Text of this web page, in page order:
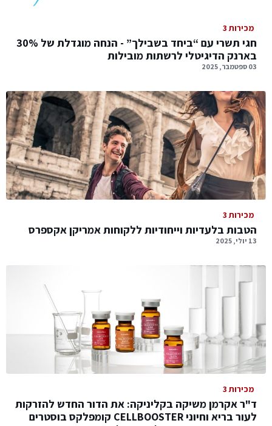
מכירות 3
חגי תשרי עם “ביחד בשבילך” - הנחה מוגדלת של 30%
בארנק הדיגיטלי לרשתות מובילות
03 ספטמבר, 2025
מכירות 3
הטבות בלעדיות וייחודיות ללקוחות אמריקן אקספרס
13 יולי, 2025
מכירות 3
ד"ר אקרמן משיקה בקליניקה: את הדור החדש להזרקות
לעור בריא וחיוני CELLBOOSTER קומפלקס בוסטרים